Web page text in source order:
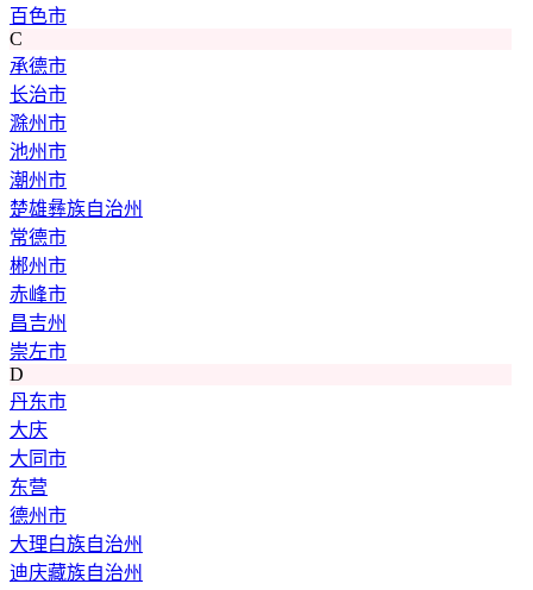
百色市
C
承德市
长治市
滁州市
池州市
潮州市
楚雄彝族自治州
常德市
郴州市
赤峰市
昌吉州
崇左市
D
丹东市
大庆
大同市
东营
德州市
大理白族自治州
迪庆藏族自治州